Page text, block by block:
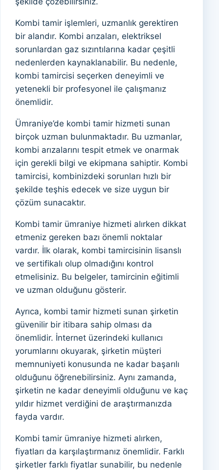
Kombi tamir işlemleri, uzmanlık gerektiren
bir alandır. Kombi arızaları, elektriksel
sorunlardan gaz sızıntılarına kadar çeşitli
nedenlerden kaynaklanabilir. Bu nedenle,
kombi tamircisi seçerken deneyimli ve
yetenekli bir profesyonel ile çalışmanız
önemlidir.
Ümraniye’de kombi tamir hizmeti sunan
birçok uzman bulunmaktadır. Bu uzmanlar,
kombi arızalarını tespit etmek ve onarmak
için gerekli bilgi ve ekipmana sahiptir. Kombi
tamircisi, kombinizdeki sorunları hızlı bir
şekilde teşhis edecek ve size uygun bir
çözüm sunacaktır.
Kombi tamir ümraniye hizmeti alırken dikkat
etmeniz gereken bazı önemli noktalar
vardır. İlk olarak, kombi tamircisinin lisanslı
ve sertifikalı olup olmadığını kontrol
etmelisiniz. Bu belgeler, tamircinin eğitimli
ve uzman olduğunu gösterir.
Ayrıca, kombi tamir hizmeti sunan şirketin
güvenilir bir itibara sahip olması da
önemlidir. İnternet üzerindeki kullanıcı
yorumlarını okuyarak, şirketin müşteri
memnuniyeti konusunda ne kadar başarılı
olduğunu öğrenebilirsiniz. Aynı zamanda,
şirketin ne kadar deneyimli olduğunu ve kaç
yıldır hizmet verdiğini de araştırmanızda
fayda vardır.
Kombi tamir ümraniye hizmeti alırken,
fiyatları da karşılaştırmanız önemlidir. Farklı
şirketler farklı fiyatlar sunabilir, bu nedenle